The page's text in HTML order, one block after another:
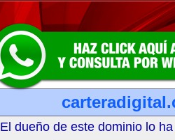
El dueño de este dominio lo